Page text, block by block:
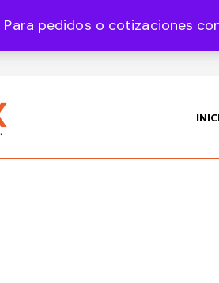
Para pedidos o cotizaciones